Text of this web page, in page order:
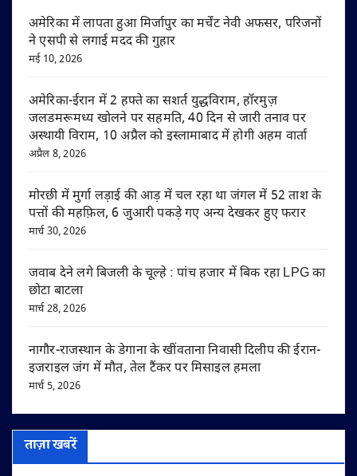
अमेरिका में लापता हुआ मिर्जापुर का मर्चेंट नेवी अफसर, परिजनों
ने एसपी से लगाई मदद की गुहार
मई 10, 2026
अमेरिका-ईरान में 2 हफ्ते का सशर्त युद्धविराम, हॉरमुज़
जलडमरूमध्य खोलने पर सहमति, 40 दिन से जारी तनाव पर
अस्थायी विराम, 10 अप्रैल को इस्लामाबाद में होगी अहम वार्ता
अप्रैल 8, 2026
मोरछी में मुर्गा लड़ाई की आड़ में चल रहा था जंगल में 52 ताश के
पत्तों की महफ़िल, 6 जुआरी पकड़े गए अन्य देखकर हुए फरार
मार्च 30, 2026
जवाब देने लगे बिजली के चूल्हे : पांच हजार में बिक रहा LPG का
छोटा बाटला
मार्च 28, 2026
नागौर-राजस्थान के डेगाना के खींवताना निवासी दिलीप की ईरान-
इजराइल जंग में मौत, तेल टैंकर पर मिसाइल हमला
मार्च 5, 2026
ताज़ा खबरें